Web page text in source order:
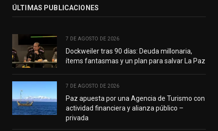
ÚLTIMAS PUBLICACIONES
7 DE AGOSTO DE 2026
Dockweiler tras 90 días: Deuda millonaria,
ítems fantasmas y un plan para salvar La Paz
7 DE AGOSTO DE 2026
Paz apuesta por una Agencia de Turismo con
actividad financiera y alianza público –
privada